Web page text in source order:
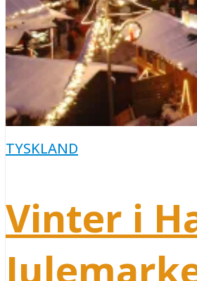
TYSKLAND
Vinter i